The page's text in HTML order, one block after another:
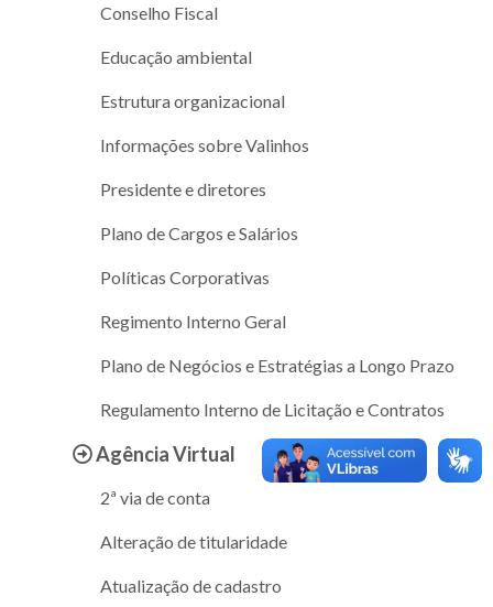
Conselho Fiscal
Educação ambiental
Estrutura organizacional
Informações sobre Valinhos
Presidente e diretores
Plano de Cargos e Salários
Políticas Corporativas
Regimento Interno Geral
Plano de Negócios e Estratégias a Longo Prazo
Regulamento Interno de Licitação e Contratos
Agência Virtual
2ª via de conta
Alteração de titularidade
Atualização de cadastro